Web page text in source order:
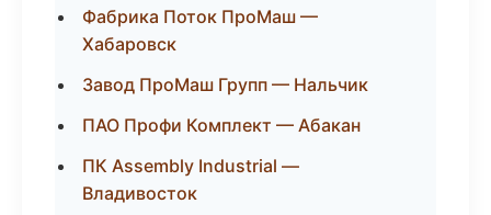
Фабрика Поток ПроМаш —
Хабаровск
Завод ПроМаш Групп — Нальчик
ПАО Профи Комплект — Абакан
ПК Assembly Industrial —
Владивосток